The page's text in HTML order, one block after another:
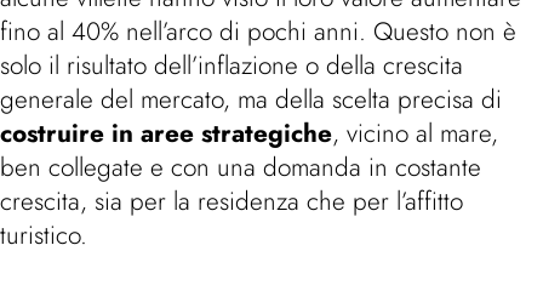
fino al 40% nell’arco di pochi anni. Questo non è
solo il risultato dell’inflazione o della crescita
generale del mercato, ma della scelta precisa di
costruire in aree strategiche, vicino al mare,
ben collegate e con una domanda in costante
crescita, sia per la residenza che per l’affitto
turistico.